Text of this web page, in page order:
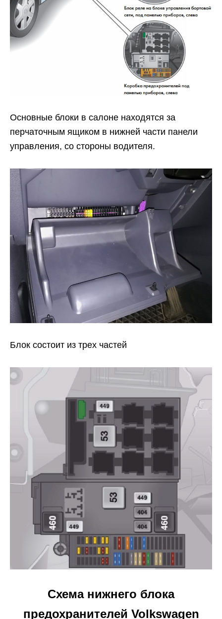
Основные блоки в салоне находятся за
перчаточным ящиком в нижней части панели
управления, со стороны водителя.
Блок состоит из трех частей
Схема нижнего блока
предохранителей Volkswagen